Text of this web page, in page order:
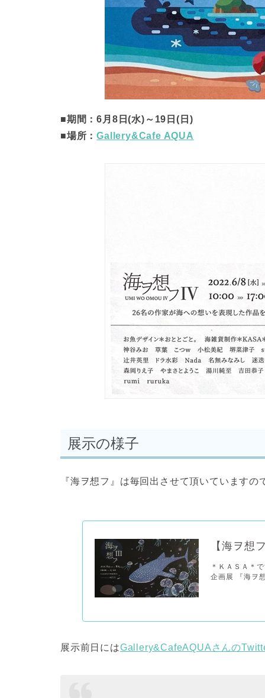
■期間：6月8日(水)～19日(日)
■場所：Gallery&Cafe AQUA
展示の様子
『海ヲ想フ』は毎回出させて頂いています
【海ヲ想
＊ＫＡＳＡ＊
企画展 『海ヲ
展示前日にはGallery&CafeAQUAさんの